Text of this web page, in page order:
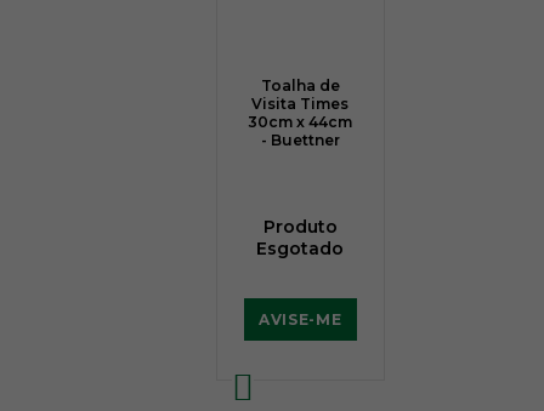
Toalha de
Visita Times
30cm x 44cm
- Buettner
Produto
Esgotado
AVISE-ME